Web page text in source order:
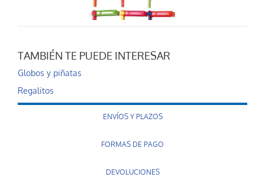
TAMBIÉN TE PUEDE INTERESAR
Globos y piñatas
Regalitos
ENVÍOS Y PLAZOS
FORMAS DE PAGO
DEVOLUCIONES